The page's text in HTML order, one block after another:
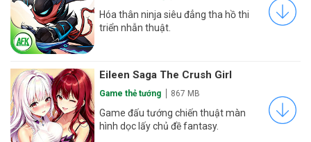
Hóa thân ninja siêu đẳng tha hồ thi
triển nhẫn thuật.
Eileen Saga The Crush Girl
Game thẻ tướng 867 MB
Game đấu tướng chiến thuật màn
hình dọc lấy chủ đề fantasy.